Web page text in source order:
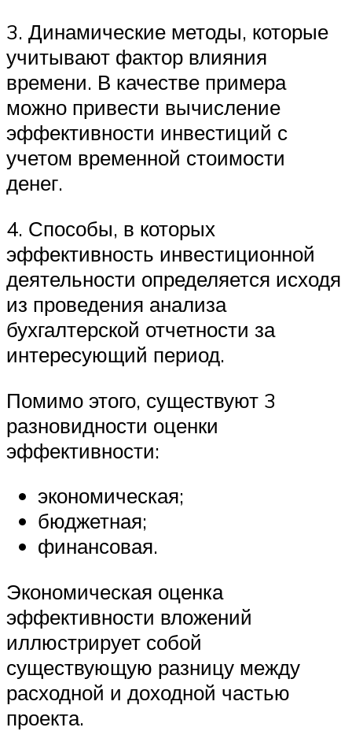
3. Динамические методы, которые
учитывают фактор влияния
времени. В качестве примера
можно привести вычисление
эффективности инвестиций с
учетом временной стоимости
денег.
4. Способы, в которых
эффективность инвестиционной
деятельности определяется исходя
из проведения анализа
бухгалтерской отчетности за
интересующий период.
Помимо этого, существуют 3
разновидности оценки
эффективности:
экономическая;
бюджетная;
финансовая.
Экономическая оценка
эффективности вложений
иллюстрирует собой
существующую разницу между
расходной и доходной частью
проекта.